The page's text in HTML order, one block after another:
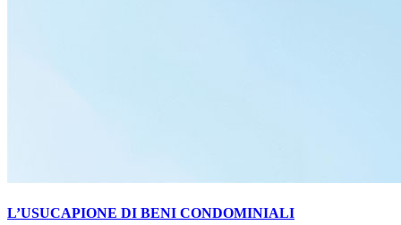
L’USUCAPIONE DI BENI CONDOMINIALI